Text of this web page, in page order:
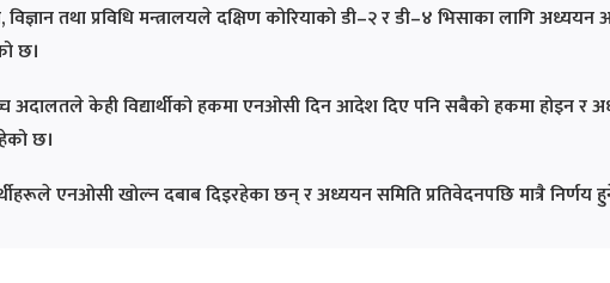
विज्ञान तथा प्रविधि मन्त्रालयले दक्षिण कोरियाको डी–२ र डी–४ भिसाका लागि
छ।
अदालतले केही विद्यार्थीको हकमा एनओसी दिन आदेश दिए पनि सबैको हकमा होइन र
छ।
एनओसी खोल्न दबाब दिइरहेका छन् र अध्ययन समिति प्रतिवेदनपछि मात्रै निर्णय